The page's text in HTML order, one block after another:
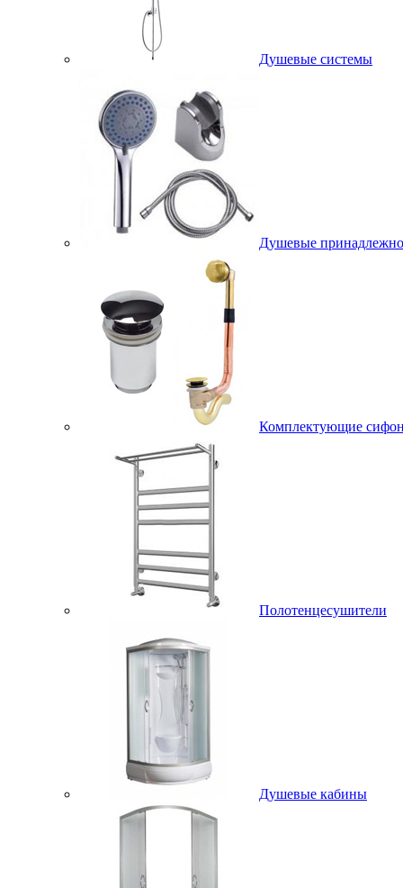
Душевые системы
Душевые
Комплектующие
Полотенцесушители
Душевые кабины